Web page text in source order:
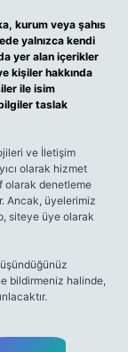
kurum veya şahıs
yalnızca kendi
yer alan içerikler
kişiler hakkında
ile isim
taslak
ve İletişim
olarak hizmet
olarak denetleme
Ancak, üyelerimiz
siteye üye olarak
bildirmeniz halinde,